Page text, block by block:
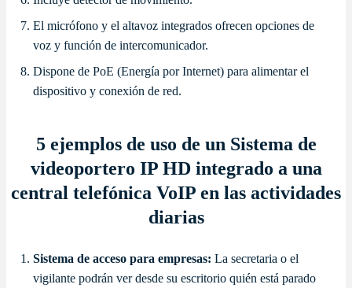
El micrófono y el altavoz integrados ofrecen opciones de
voz y función de intercomunicador.
Dispone de PoE (Energía por Internet) para alimentar el
dispositivo y conexión de red.
5 ejemplos de uso de un Sistema de
videoportero IP HD integrado a una
central telefónica VoIP en las actividades
diarias
Sistema de acceso para empresas: La secretaria o el
vigilante podrán ver desde su escritorio quién está parado